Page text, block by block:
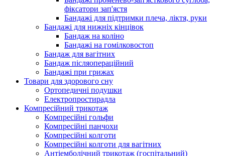
фіксатори зап'ястя
Бандажі для підтримки плеча, ліктя, руки
Бандажі для нижніх кінцівок
Бандаж на коліно
Бандажі на гомілковостоп
Бандаж для вагітних
Бандаж післяопераційний
Бандажі при грижах
Товари для здорового сну
Ортопедичні подушки
Електропростирадла
Компресійний трикотаж
Компресійні гольфи
Компресійні панчохи
Компресійні колготи
Компресійні колготи для вагітних
Антіемболічний трикотаж (госпітальний)